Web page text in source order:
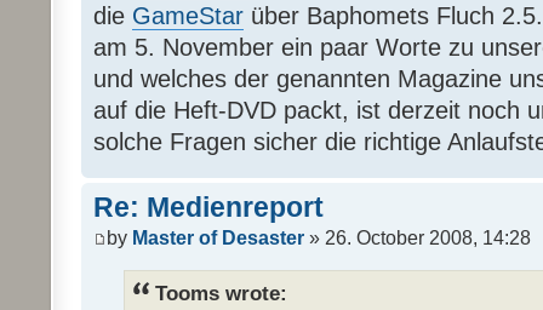
die GameStar über Baphomets Fluch
am 5. November ein paar Worte zu
und welches der genannten Magazine
auf die Heft-DVD packt, ist derzeit noch
solche Fragen sicher die richtige
Re: Medienreport
by Master of Desaster » 26. October 2008, 14:28
Tooms wrote: